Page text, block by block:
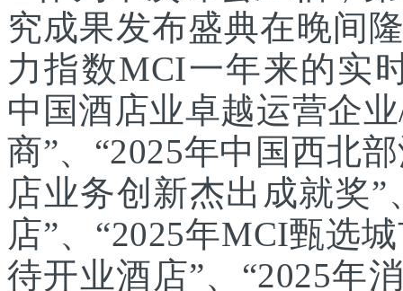
究成果发布盛典在晚间
力指数MCI一年来的实
中国酒店业卓越运营企
商”、“2025年中国西北
店业务创新杰出成就奖
店”、“2025年MCI甄选
待开业酒店”、“2025年